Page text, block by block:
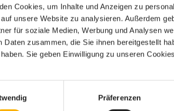
Cookies, um Inhalte und Anzeigen zu
unsere Website zu analysieren. Außerdem
für soziale Medien, Werbung und Analysen
Daten zusammen, die Sie ihnen bereitgestellt
Sie geben Einwilligung zu unseren
Präferenzen
werfen, damit du die beste Wahl für deine Familie
Indivi...